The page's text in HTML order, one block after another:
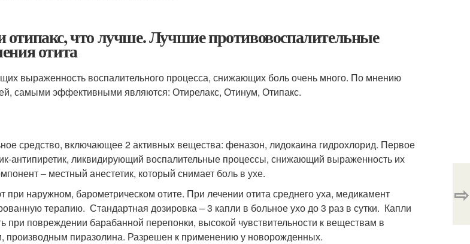
что лучше. Лучшие противовоспалительные
отита
выраженность воспалительного процесса, снижающих боль очень много. По мнению
самыми эффективными являются: Отирелакс, Отинум, Отипакс.
средство, включающее 2 активных вещества: феназон, лидокаина гидрохлорид. Первое
антипиретик, ликвидирующий воспалительные процессы, снижающий выраженность их
– местный анестетик, который снимает боль в ухе.
при наружном, барометрическом отите. При лечении отита среднего уха, медикамент
терапию. Стандартная дозировка – 3 капли в больное ухо до 3 раз в сутки. Капли
при повреждении барабанной перепонки, высокой чувствительности к веществам в
производным пиразолина. Разрешен к применению у новорожденных.
⇨